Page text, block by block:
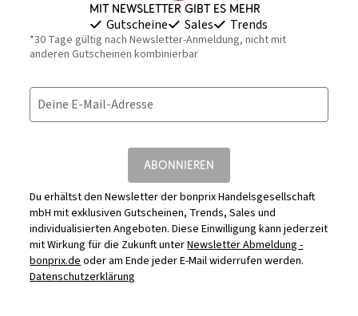
Mit Newsletter gibt es mehr
Gutscheine Sales Trends
*30 Tage gültig nach Newsletter-Anmeldung, nicht mit
anderen Gutscheinen kombinierbar
Deine E-Mail-Adresse
ABONNIEREN
Du erhältst den Newsletter der bonprix Handelsgesellschaft
mbH mit exklusiven Gutscheinen, Trends, Sales und
individualisierten Angeboten. Diese Einwilligung kann jederzeit
mit Wirkung für die Zukunft unterNewsletter Abmeldung -
bonprix.deoder am Ende jeder E-Mail widerrufen werden.
Datenschutzerklärung